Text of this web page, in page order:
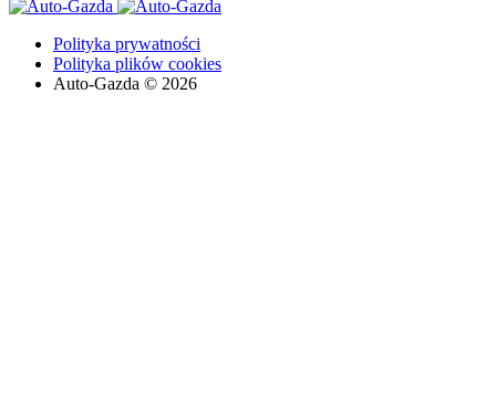
Polityka prywatności
Polityka plików cookies
Auto-Gazda © 2026